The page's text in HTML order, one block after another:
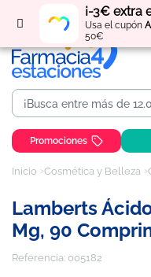
¡-3€ extra
Usa el cupón
50€
Regístratey
Promociones
Inicio Cosmética y Belleza
Lamberts
Mg, 90
Referencia: 005182